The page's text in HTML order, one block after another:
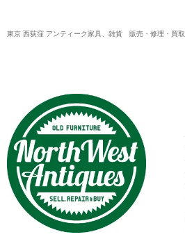
東京 西荻窪 アンティーク家具、雑貨 販売・修理・買取